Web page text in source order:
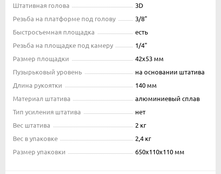
Штативная голова
3D
Резьба на платформе под голову
3/8"
Быстросъемная площадка
есть
Резьба на площадке под камеру
1/4"
Размер площадки
42х53 мм
Пузырьковый уровень
на основании штатива
Длина рукоятки
140 мм
Материал штатива
алюминиевый сплав
Тип усиления штатива
нет
Вес штатива
2 кг
Вес в упаковке
2,4 кг
Размер упаковки
650х110х110 мм